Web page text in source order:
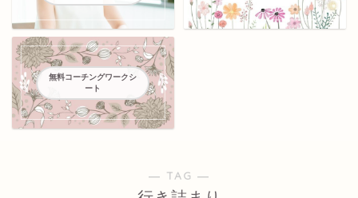
無料コーチングワークシ
ート
― TAG ―